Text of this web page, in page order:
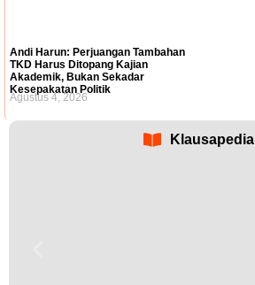
Andi Harun: Perjuangan Tambahan
TKD Harus Ditopang Kajian
Akademik, Bukan Sekadar
Kesepakatan Politik
Agustus 4, 2026
Klausapedia